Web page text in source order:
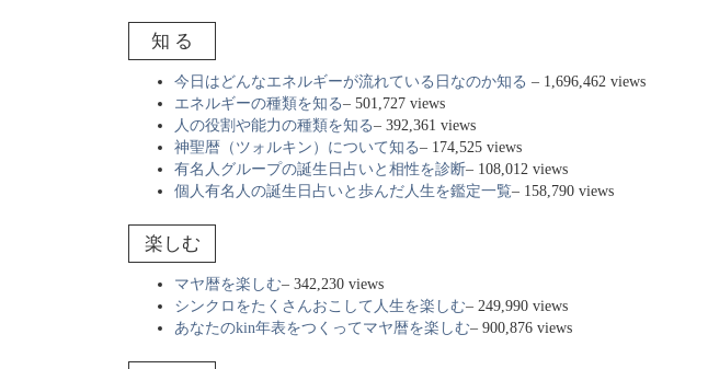
知 る
今日はどんなエネルギーが流れている日なのか知る – 1,696,462 views
エネルギーの種類を知る– 501,727 views
人の役割や能力の種類を知る– 392,361 views
神聖暦（ツォルキン）について知る– 174,525 views
有名人グループの誕生日占いと相性を診断– 108,012 views
個人有名人の誕生日占いと歩んだ人生を鑑定一覧– 158,790 views
楽しむ
マヤ暦を楽しむ– 342,230 views
シンクロをたくさんおこして人生を楽しむ– 249,990 views
あなたのkin年表をつくってマヤ暦を楽しむ– 900,876 views